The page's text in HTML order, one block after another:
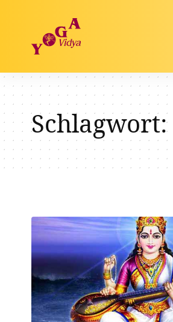
Schlagwort: